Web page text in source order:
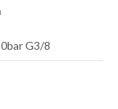
G3/8